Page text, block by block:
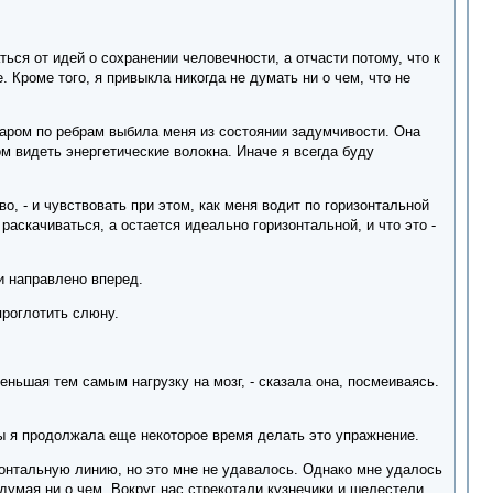
от идей о сохранении человечности, а отчасти потому, что к
того, я привыкла никогда не думать ни о чем, что не
по ребрам выбила меня из состоянии задумчивости. Она
энергетические волокна. Иначе я всегда буду
- и чувствовать при этом, как меня водит по горизонтальной
а остается идеально горизонтальной, и что это -
направлено вперед.
слюну.
тем самым нагрузку на мозг, - сказала она, посмеиваясь.
я продолжала еще некоторое время делать это упражнение.
линию, но это мне не удавалось. Однако мне удалось
ни о чем. Вокруг нас стрекотали кузнечики и шелестели